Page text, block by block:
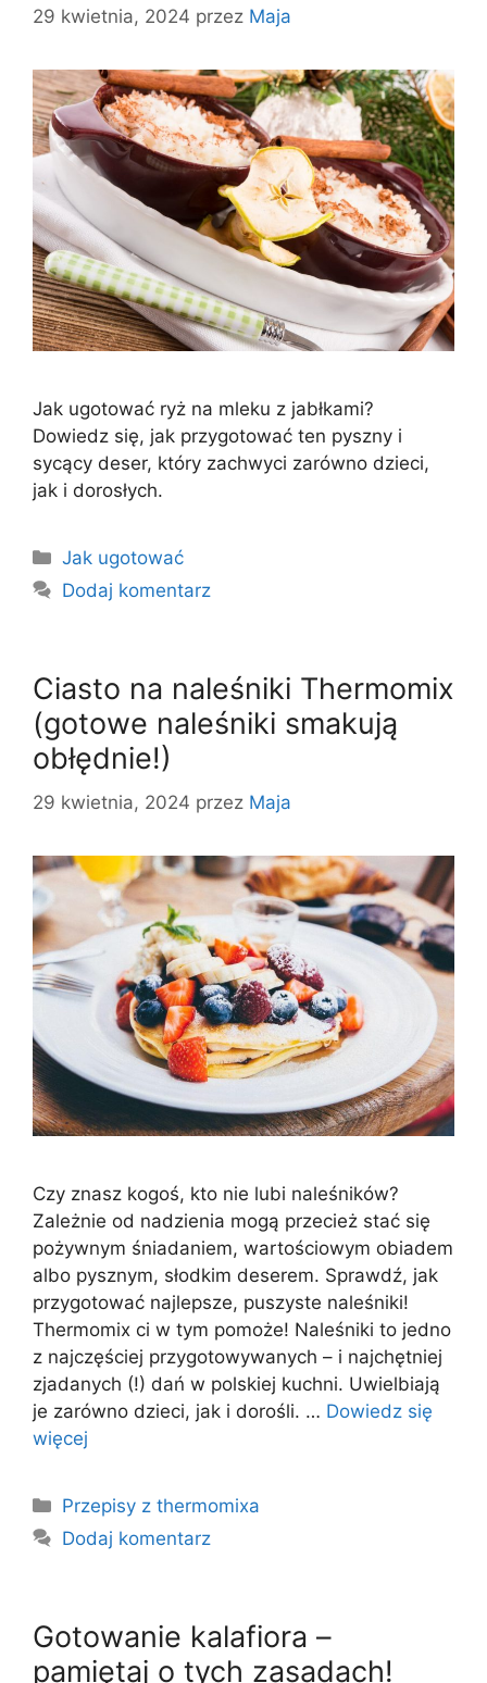
29 kwietnia, 2024 przez Maja
Jak ugotować ryż na mleku z jabłkami?
Dowiedz się, jak przygotować ten pyszny i
sycący deser, który zachwyci zarówno dzieci,
jak i dorosłych.
Kategorie
Jak ugotować
Dodaj komentarz
Ciasto na naleśniki Thermomix
(gotowe naleśniki smakują
obłędnie!)
29 kwietnia, 2024 przez Maja
Czy znasz kogoś, kto nie lubi naleśników?
Zależnie od nadzienia mogą przecież stać się
pożywnym śniadaniem, wartościowym obiadem
albo pysznym, słodkim deserem. Sprawdź, jak
przygotować najlepsze, puszyste naleśniki!
Thermomix ci w tym pomoże! Naleśniki to jedno
z najczęściej przygotowywanych – i najchętniej
zjadanych (!) dań w polskiej kuchni. Uwielbiają
je zarówno dzieci, jak i dorośli. … Dowiedz się
więcej
Kategorie
Przepisy z thermomixa
Dodaj komentarz
Gotowanie kalafiora –
pamiętaj o tych zasadach!